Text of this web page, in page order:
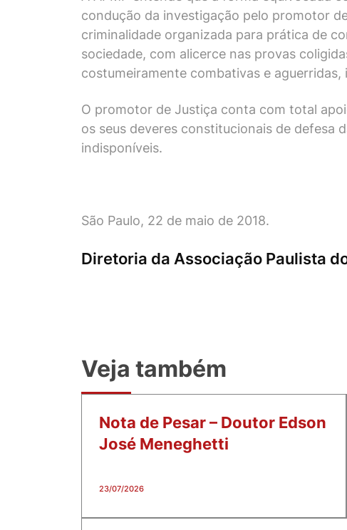
condução da investigação pelo promotor
criminalidade organizada para prática de
sociedade, com alicerce nas provas
costumeiramente combativas e
O promotor de Justiça conta com total
os seus deveres constitucionais de defesa
indisponíveis.
São Paulo, 22 de maio de 2018.
Diretoria da Associação Paulista
Veja também
Nota de Pesar – Doutor Edson
José Meneghetti
23/07/2026